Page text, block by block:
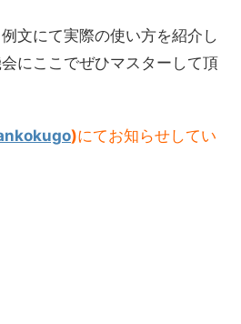
文にて実際の使い方を紹介し
にここでぜひマスターして頂
)にてお知らせしてい